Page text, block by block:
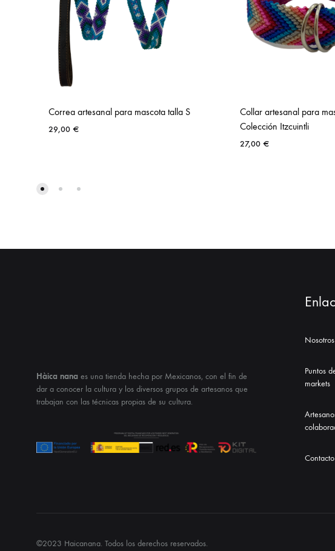
Correa artesanal para mascota talla S
29,00 €
Collar artesanal para
Colección Itzcuintli
27,00 €
Hàica nana es una tienda hecha por Mexicanos, con el fin de
dar a conocer la cultura y los diversos grupos de artesanos que
trabajan con las técnicas propias de su cultura.
Nosotros
Puntos
markets
Contacto
©2023 Haicanana. Todos los derechos reservados.